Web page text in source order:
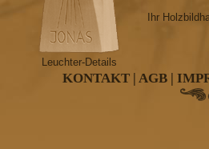
Leuchter-Details
Ihr
KONTAKT | AGB |